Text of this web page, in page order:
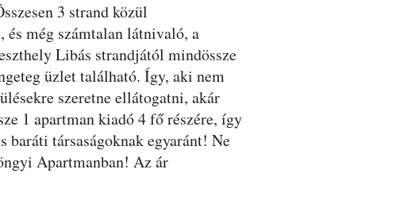
3 strand közül
még számtalan látnivaló, a
Libás strandjától mindössze
üzlet található. Így, aki nem
szeretne ellátogatni, akár
1 apartman kiadó 4 fő részére, így
társaságoknak egyaránt! Ne
Apartmanban! Az ár